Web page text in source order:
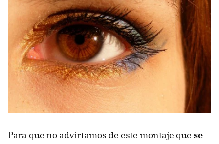
Para que no advirtamos de este montaje que se